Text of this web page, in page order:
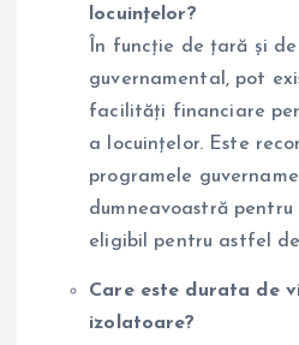
locuințelor?
În funcție de țară și
guvernamental, pot
facilități financiare
a locuințelor. Este
programele
dumneavoastră
eligibil pentru astfel
Care este durata de
izolatoare?